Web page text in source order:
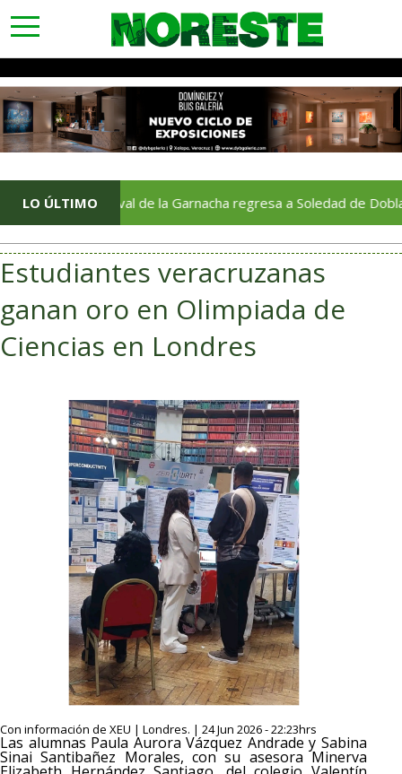
toggle
navigation
LO ÚLTIMO
Festival de la Garnacha regresa a Soledad de Doblado tras
Estudiantes veracruzanas
ganan oro en Olimpiada de
Ciencias en Londres
Con información de XEU | Londres. | 24 Jun 2026 - 22:23hrs
Las alumnas Paula Aurora Vázquez Andrade y Sabina
Sinai Santibañez Morales, con su asesora Minerva